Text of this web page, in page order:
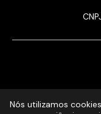
Nós utilizamos